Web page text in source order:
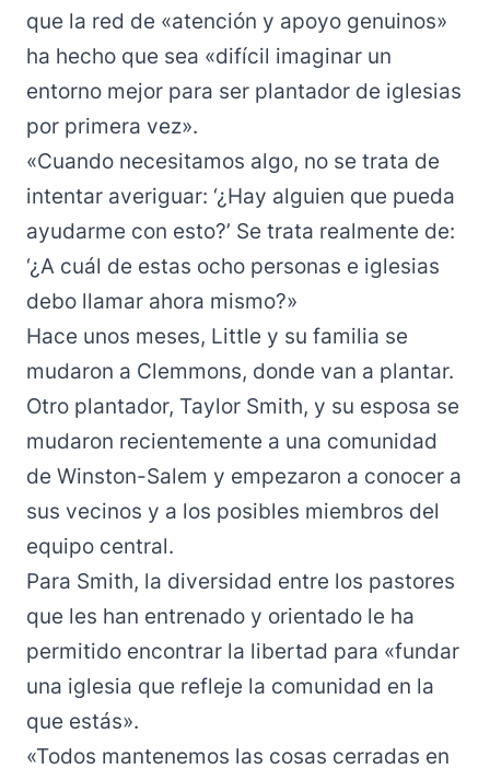
que la red de «atención y apoyo genuinos»
ha hecho que sea «difícil imaginar un
entorno mejor para ser plantador de iglesias
por primera vez».
«Cuando necesitamos algo, no se trata de
intentar averiguar: ‘¿Hay alguien que pueda
ayudarme con esto?’ Se trata realmente de:
‘¿A cuál de estas ocho personas e iglesias
debo llamar ahora mismo?»
Hace unos meses, Little y su familia se
mudaron a Clemmons, donde van a plantar.
Otro plantador, Taylor Smith, y su esposa se
mudaron recientemente a una comunidad
de Winston-Salem y empezaron a conocer a
sus vecinos y a los posibles miembros del
equipo central.
Para Smith, la diversidad entre los pastores
que les han entrenado y orientado le ha
permitido encontrar la libertad para «fundar
una iglesia que refleje la comunidad en la
que estás».
«Todos mantenemos las cosas cerradas en